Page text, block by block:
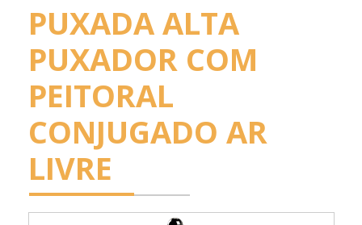
PUXADA ALTA
PUXADOR COM
PEITORAL
CONJUGADO AR
LIVRE